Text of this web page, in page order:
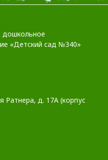
«Детский сад №340»
Ратнера, д. 17А (корпус